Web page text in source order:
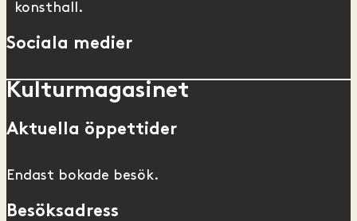
konsthall.
Sociala medier
Kulturmagasinet
Aktuella öppettider
Endast bokade besök.
Besöksadress